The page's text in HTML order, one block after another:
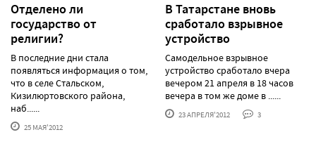
Отделено ли
государство от
религии?
В последние дни стала
появляться информация о том,
что в селе Стальском,
Кизилюртовского района,
наб......
25 МАЯ'2012
В Татарстане вновь
сработало взрывное
устройство
Самодельное взрывное
устройство сработало вчера
вечером 21 апреля в 18 часов
вечера в том же доме в ......
23 АПРЕЛЯ'2012 3